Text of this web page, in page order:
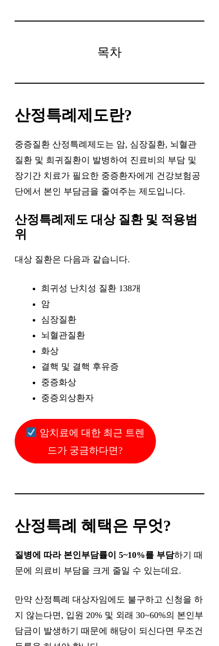
목차
산정특례제도란?
중증질환 산정특례제도는 암, 심장질환, 뇌혈관
질환 및 희귀질환이 발병하여 진료비의 부담 및
장기간 치료가 필요한 중증환자에게 건강보험공
단에서 본인 부담금을 줄여주는 제도입니다.
산정특례제도 대상 질환 및 적용범
위
대상 질환은 다음과 같습니다.
희귀성 난치성 질환 138개
암
심장질환
뇌혈관질환
화상
결핵 및 결핵 후유증
중증화상
중증외상환자
암치료에 대한 최근 트렌
드가 궁금하다면?
산정특례 혜택은 무엇?
질병에 따라 본인부담률이 5~10%를 부담하기 때
문에 의료비 부담을 크게 줄일 수 있는데요.
만약 산정특례 대상자임에도 불구하고 신청을 하
지 않는다면, 입원 20% 및 외래 30~60%의 본인부
담금이 발생하기 때문에 해당이 되신다면 무조건